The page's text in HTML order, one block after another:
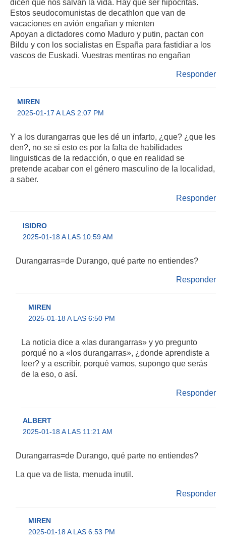
Estos seudocomunistas de decathlon que van de
vacaciones en avión engañan y mienten
Apoyan a dictadores como Maduro y putin, pactan con
Bildu y con los socialistas en España para fastidiar a los
vascos de Euskadi. Vuestras mentiras no engañan
Responder
MIREN
2025-01-17 A LAS 2:07 PM
Y a los durangarras que les dé un infarto, ¿que? ¿que les
den?, no se si esto es por la falta de habilidades
linguisticas de la redacción, o que en realidad se
pretende acabar con el género masculino de la localidad,
a saber.
Responder
ISIDRO
2025-01-18 A LAS 10:59 AM
Durangarras=de Durango, qué parte no entiendes?
Responder
MIREN
2025-01-18 A LAS 6:50 PM
La noticia dice a «las durangarras» y yo pregunto
porqué no a «los durangarras», ¿donde aprendiste a
leer? y a escribir, porqué vamos, supongo que serás
de la eso, o así.
Responder
ALBERT
2025-01-18 A LAS 11:21 AM
Durangarras=de Durango, qué parte no entiendes?
La que va de lista, menuda inutil.
Responder
MIREN
2025-01-18 A LAS 6:53 PM